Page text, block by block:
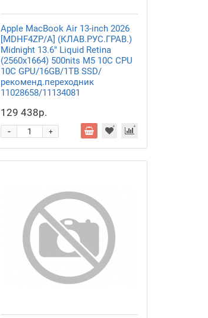
Apple MacBook Air 13-inch 2026
[MDHF4ZP/A] (КЛАВ.РУС.ГРАВ.)
Midnight 13.6" Liquid Retina
(2560x1664) 500nits M5 10C CPU
10C GPU/16GB/1TB SSD/
рекоменд.переходник
11028658/11134081
129 438р.
+
-